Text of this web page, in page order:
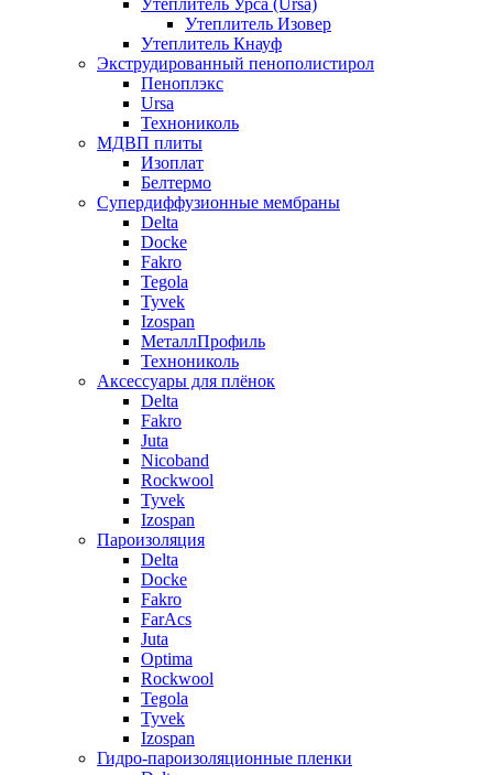
Утеплитель Урса (Ursa)
Утеплитель Изовер
Утеплитель Кнауф
Экструдированный пенополистирол
Пеноплэкс
Ursa
Технониколь
МДВП плиты
Изоплат
Белтермо
Супердиффузионные мембраны
Delta
Docke
Fakro
Tegola
Tyvek
Izospan
МеталлПрофиль
Технониколь
Аксессуары для плёнок
Delta
Fakro
Juta
Nicoband
Rockwool
Tyvek
Izospan
Пароизоляция
Delta
Docke
Fakro
FarAcs
Juta
Optima
Rockwool
Tegola
Tyvek
Izospan
Гидро-пароизоляционные пленки